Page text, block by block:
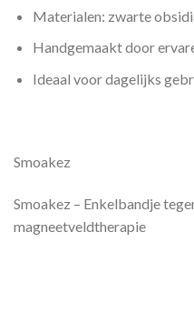
Materialen: zwarte
Handgemaakt door
Ideaal voor dagelijks
Smoakez
Smoakez – Enkelbandje
magneetveldtherapie